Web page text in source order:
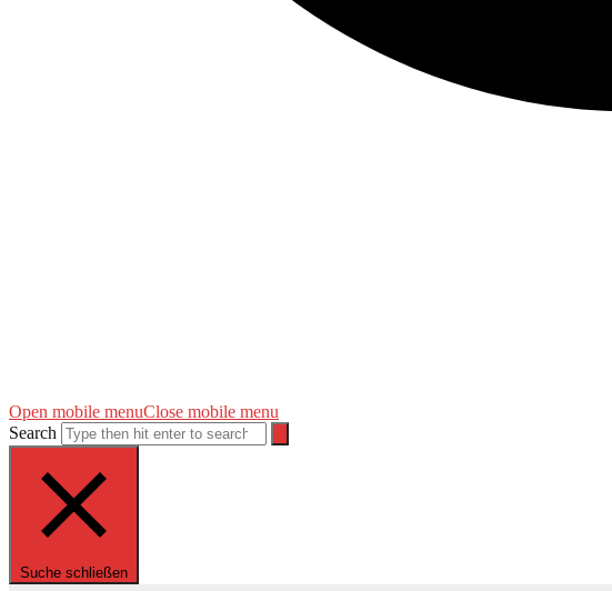
Open mobile menuClose mobile menu
Search
Suche schließen